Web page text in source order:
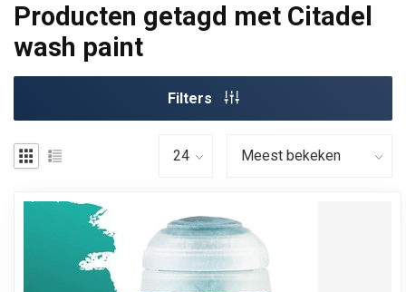
Producten getagd met Citadel
wash paint
Filters